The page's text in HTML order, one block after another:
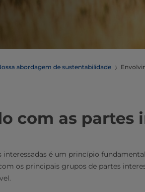
abordagem de sustentabilidade
com as partes
interessadas é um princípio
os principais grupos de partes